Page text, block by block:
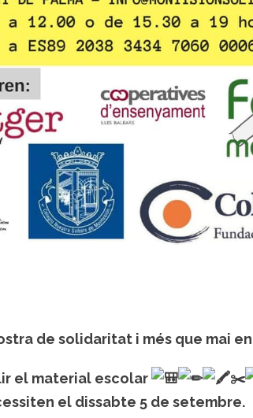
de solidaritat i més que mai
el material escolar ️✂️
el dissabte 5 de setembre.